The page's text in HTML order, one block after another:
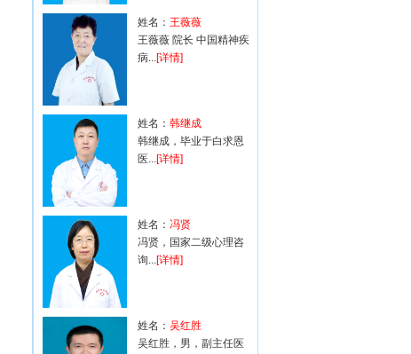
姓名： 王薇薇
王薇薇 院长 中国精神疾
病...[详情]
姓名： 韩继成
韩继成，毕业于白求恩
医...[详情]
姓名： 冯贤
冯贤，国家二级心理咨
询...[详情]
姓名： 吴红胜
吴红胜，男，副主任医